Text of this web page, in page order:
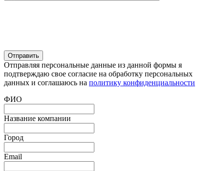
Отправляя персональные данные из данной формы я
подтверждаю свое согласие на обработку персональных
данных и соглашаюсь на политику конфиденциальности
ФИО
Название компании
Город
Email